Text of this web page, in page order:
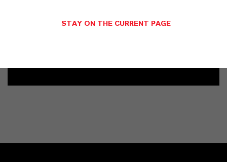
STAY ON THE CURRENT PAGE